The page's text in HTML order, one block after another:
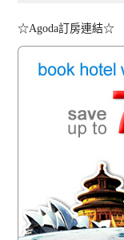
☆Agoda訂房連結☆